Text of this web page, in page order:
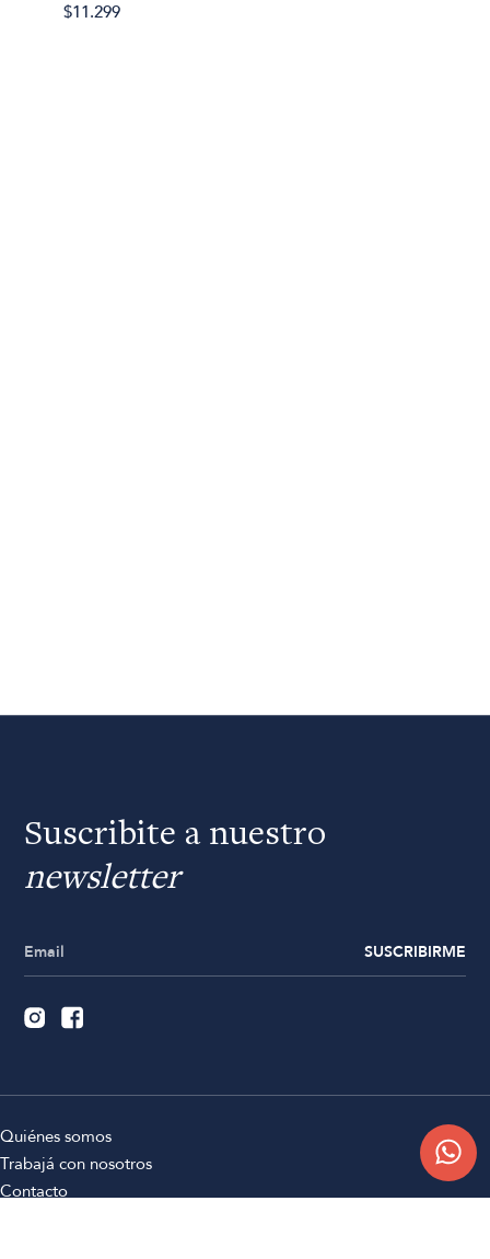
$11.299
Suscribite a nuestro
newsletter
SUSCRIBIRME
Quiénes somos
Trabajá con nosotros
Contacto